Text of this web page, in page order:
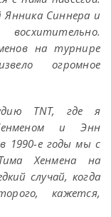
Синнера и
на турнире
огромное
TNT, где я
и Энн
1990-е годы мы с
Хенмена на
случай, когда
кажется,